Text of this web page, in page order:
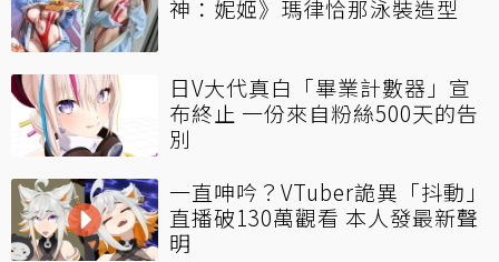
神：妮姬》瑪律恰那泳裝造型
日V大代真白「畢業計數器」宣
布終止 一份來自粉絲500天的告
別
一直呻吟？VTuber詭異「抖動」
直播破130萬觀看 本人發最新聲
明